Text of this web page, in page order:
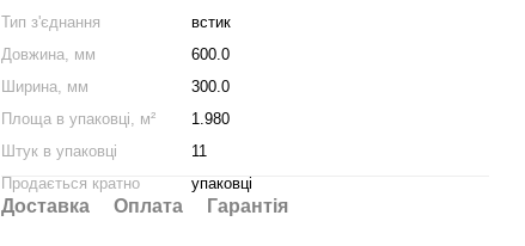
Тип з'єднання
встик
Довжина, мм
600.0
Ширина, мм
300.0
Площа в упаковці, м²
1.980
Штук в упаковці
11
Продається кратно
упаковці
Доставка Оплата Гарантія